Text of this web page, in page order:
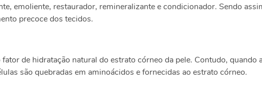
emoliente, restaurador, remineralizante e condicionador. Sendo
precoce dos tecidos.
de hidratação natural do estrato córneo da pele. Contudo,
são quebradas em aminoácidos e fornecidas ao estrato córneo.